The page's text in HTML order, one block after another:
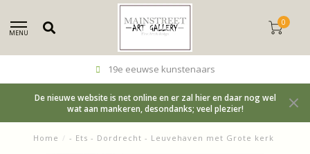
MENU
0
19e eeuwse kunstenaars
De nieuwe website is net online en er zal hier en daar nog wel
wat aan mankeren, desondanks; veel plezier!
Home / - Ets - Dordrecht - Leuvehaven met Grote kerk